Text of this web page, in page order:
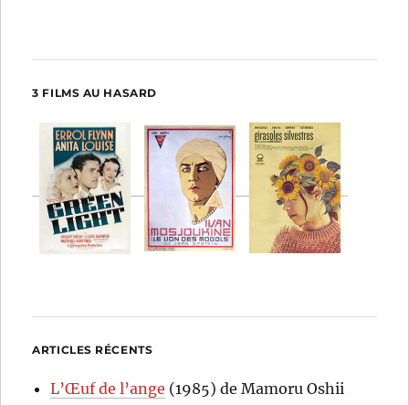
3 FILMS AU HASARD
ARTICLES RÉCENTS
L’Œuf de l’ange (1985) de Mamoru Oshii